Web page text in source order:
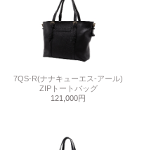
7QS-R(ナナキューエス-アール)
ZIPトートバッグ
121,000円